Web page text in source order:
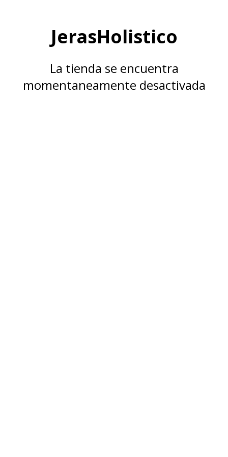
JerasHolistico
La tienda se encuentra
momentaneamente desactivada